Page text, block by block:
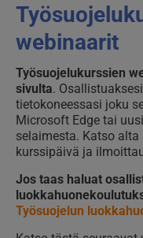
webinaarit
Työsuojelukurssien
sivulta.
tietokoneessasi joku
Microsoft Edge tai
selaimesta. Katso
kurssipäivä ja
Jos taas haluat
Työsuojelun